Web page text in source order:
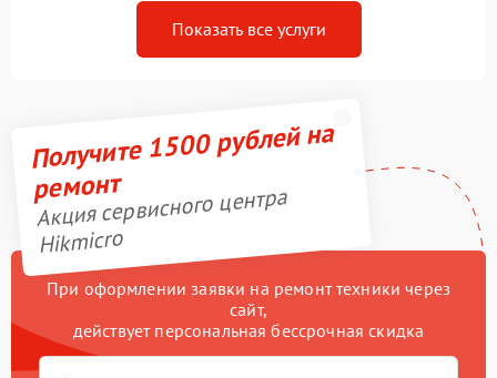
Показать все услуги
Получите 1500 рублей на
ремонт
Акция сервисного центра
Hikmicro
При оформлении заявки на ремонт техники через
сайт,
действует персональная бессрочная скидка